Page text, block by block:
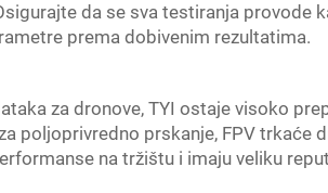
da se sva testiranja provode
prema dobivenim rezultatima.
za dronove, TYI ostaje visoko
poljoprivredno prskanje, FPV trkaće
na tržištu i imaju veliku